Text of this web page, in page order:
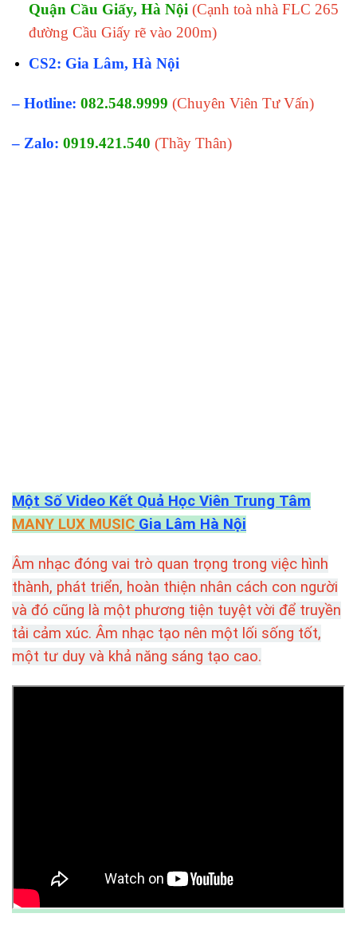
Quận Cầu Giấy, Hà Nội (Cạnh toà nhà FLC 265
đường Cầu Giấy rẽ vào 200m)
CS2: Gia Lâm, Hà Nội
– Hotline: 082.548.9999 (Chuyên Viên Tư Vấn)
– Zalo: 0919.421.540 (Thầy Thân)
Một Số Video Kết Quả Học Viên Trung Tâm
MANY LUX MUSIC Gia Lâm Hà Nội
Âm nhạc đóng vai trò quan trọng trong việc hình
thành, phát triển, hoàn thiện nhân cách con người
và đó cũng là một phương tiện tuyệt vời để truyền
tải cảm xúc. Âm nhạc tạo nên một lối sống tốt,
một tư duy và khả năng sáng tạo cao.